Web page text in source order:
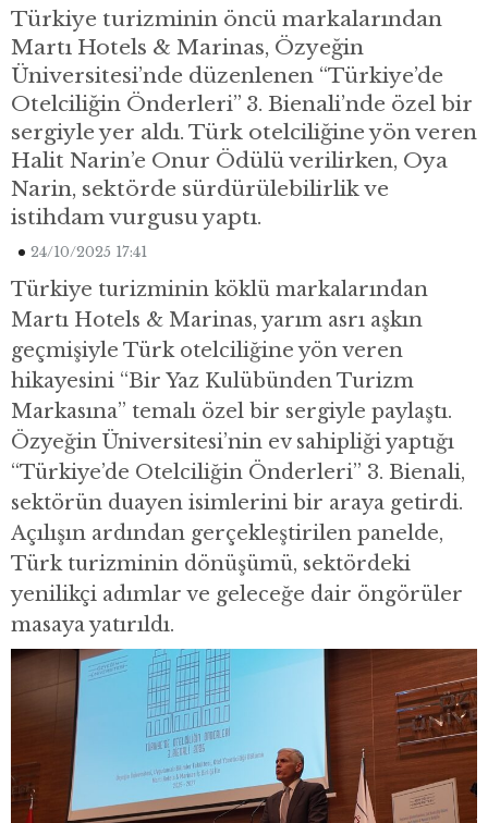
Türkiye turizminin öncü markalarından
Martı Hotels & Marinas, Özyeğin
Üniversitesi’nde düzenlenen “Türkiye’de
Otelciliğin Önderleri” 3. Bienali’nde özel bir
sergiyle yer aldı. Türk otelciliğine yön veren
Halit Narin’e Onur Ödülü verilirken, Oya
Narin, sektörde sürdürülebilirlik ve
istihdam vurgusu yaptı.
24/10/2025 17:41
Türkiye turizminin köklü markalarından
Martı Hotels & Marinas, yarım asrı aşkın
geçmişiyle Türk otelciliğine yön veren
hikayesini “Bir Yaz Kulübünden Turizm
Markasına” temalı özel bir sergiyle paylaştı.
Özyeğin Üniversitesi’nin ev sahipliği yaptığı
“Türkiye’de Otelciliğin Önderleri” 3. Bienali,
sektörün duayen isimlerini bir araya getirdi.
Açılışın ardından gerçekleştirilen panelde,
Türk turizminin dönüşümü, sektördeki
yenilikçi adımlar ve geleceğe dair öngörüler
masaya yatırıldı.